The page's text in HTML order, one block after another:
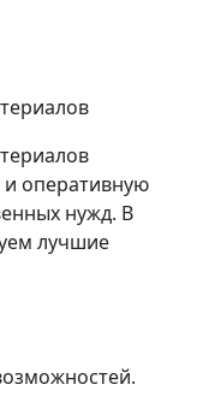
и оперативную
нужд. В
лучшие